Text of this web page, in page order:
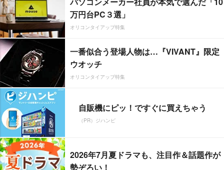
万円台PC３選」
オリコンタイアップ特集
一番似合う登場人物は…『VIVANT』限定
ウオッチ
オリコンタイアップ特集
自販機にピッ！ですぐに買えちゃう
（PR）ジハンピ
2026年7月夏ドラマも、注目作＆話題作が
勢ぞろい！